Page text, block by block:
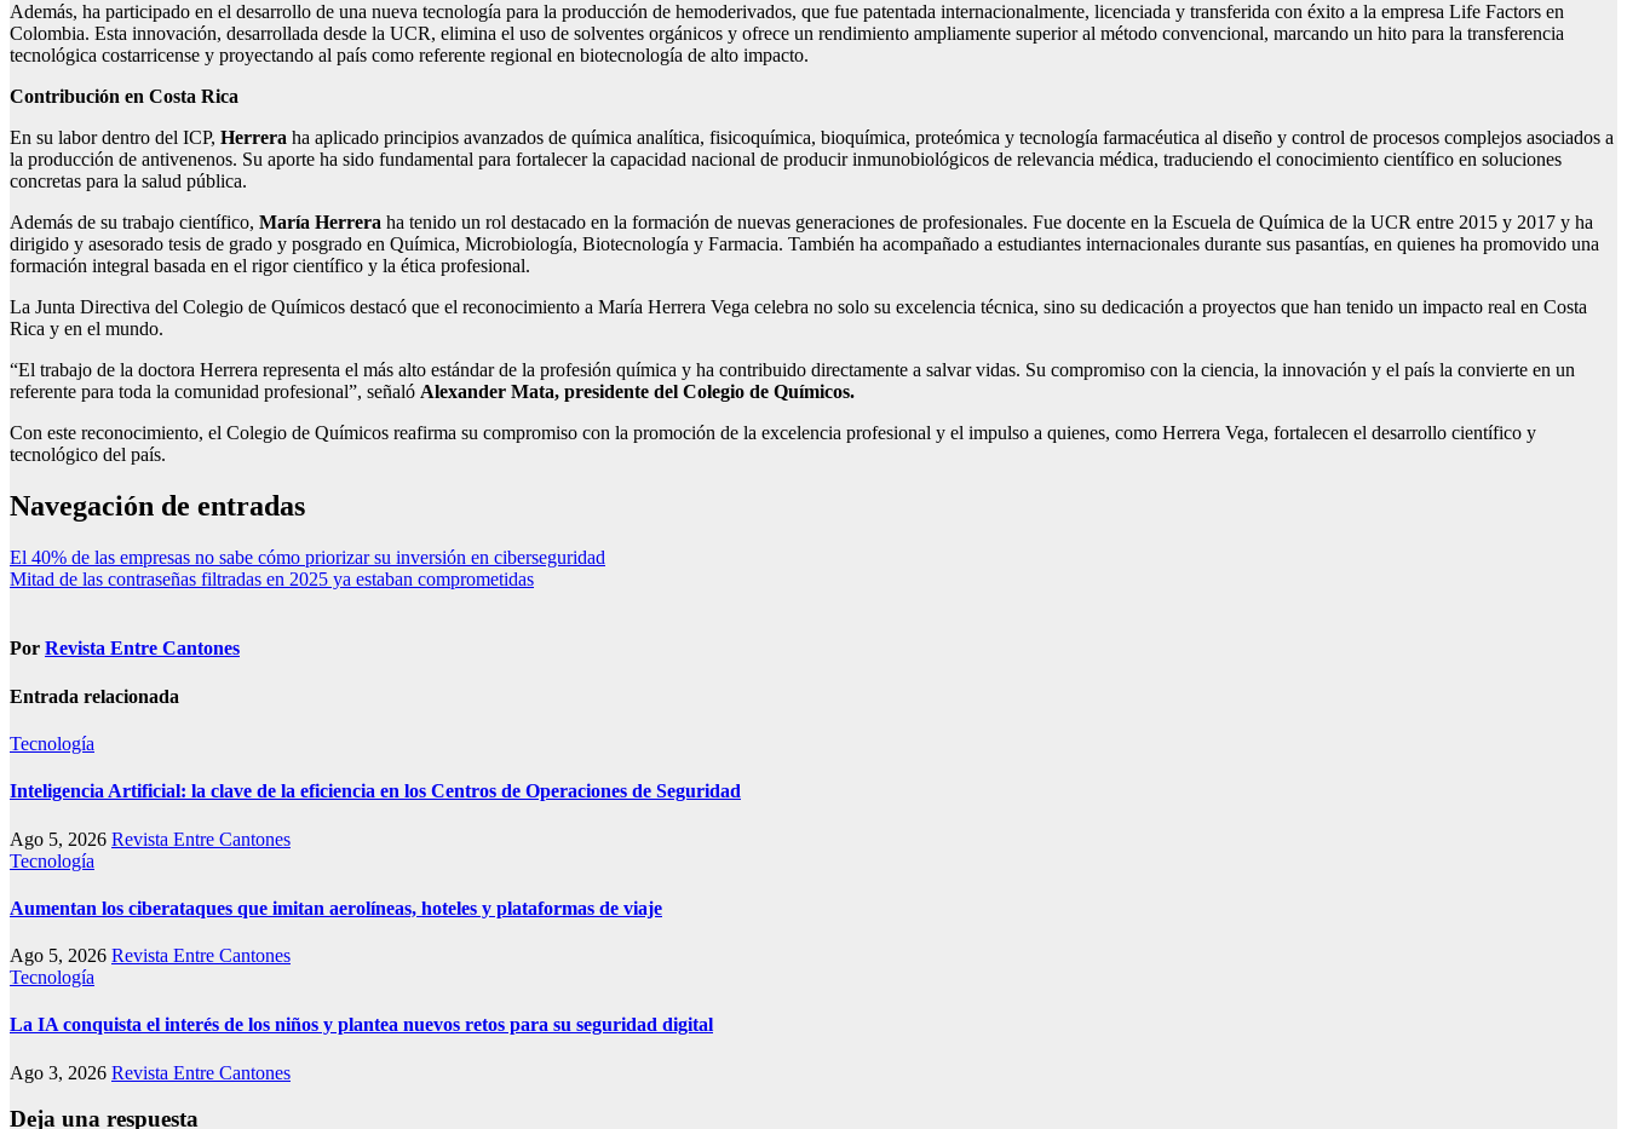
Además, ha participado en el desarrollo de una nueva tecnología para la producción de hemoderivados, que fue patentada internacionalmente, licenciada y transferida con éxito a la empresa Life Factors en
Colombia. Esta innovación, desarrollada desde la UCR, elimina el uso de solventes orgánicos y ofrece un rendimiento ampliamente superior al método convencional, marcando un hito para la transferencia
tecnológica costarricense y proyectando al país como referente regional en biotecnología de alto impacto.
Contribución en Costa Rica
En su labor dentro del ICP, Herrera ha aplicado principios avanzados de química analítica, fisicoquímica, bioquímica, proteómica y tecnología farmacéutica al diseño y control de procesos complejos asociados a
la producción de antivenenos. Su aporte ha sido fundamental para fortalecer la capacidad nacional de producir inmunobiológicos de relevancia médica, traduciendo el conocimiento científico en soluciones
concretas para la salud pública.
Además de su trabajo científico, María Herrera ha tenido un rol destacado en la formación de nuevas generaciones de profesionales. Fue docente en la Escuela de Química de la UCR entre 2015 y 2017 y ha
dirigido y asesorado tesis de grado y posgrado en Química, Microbiología, Biotecnología y Farmacia. También ha acompañado a estudiantes internacionales durante sus pasantías, en quienes ha promovido una
formación integral basada en el rigor científico y la ética profesional.
La Junta Directiva del Colegio de Químicos destacó que el reconocimiento a María Herrera Vega celebra no solo su excelencia técnica, sino su dedicación a proyectos que han tenido un impacto real en Costa
Rica y en el mundo.
“El trabajo de la doctora Herrera representa el más alto estándar de la profesión química y ha contribuido directamente a salvar vidas. Su compromiso con la ciencia, la innovación y el país la convierte en un
referente para toda la comunidad profesional”, señaló Alexander Mata, presidente del Colegio de Químicos.
Con este reconocimiento, el Colegio de Químicos reafirma su compromiso con la promoción de la excelencia profesional y el impulso a quienes, como Herrera Vega, fortalecen el desarrollo científico y
tecnológico del país.
Navegación de entradas
El 40% de las empresas no sabe cómo priorizar su inversión en ciberseguridad
Mitad de las contraseñas filtradas en 2025 ya estaban comprometidas
Por Revista Entre Cantones
Entrada relacionada
Tecnología
Inteligencia Artificial: la clave de la eficiencia en los Centros de Operaciones de Seguridad
Ago 5, 2026 Revista Entre Cantones
Tecnología
Aumentan los ciberataques que imitan aerolíneas, hoteles y plataformas de viaje
Ago 5, 2026 Revista Entre Cantones
Tecnología
La IA conquista el interés de los niños y plantea nuevos retos para su seguridad digital
Ago 3, 2026 Revista Entre Cantones
Deja una respuesta